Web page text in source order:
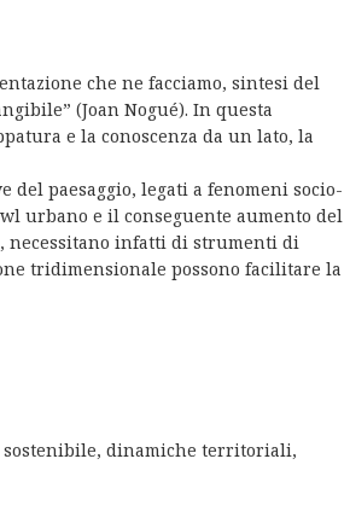
che ne facciamo, sintesi del
(Joan Nogué). In questa
e la conoscenza da un lato, la
paesaggio, legati a fenomeni socio-
urbano e il conseguente aumento del
necessitano infatti di strumenti di
tridimensionale possono facilitare la
sostenibile, dinamiche territoriali,